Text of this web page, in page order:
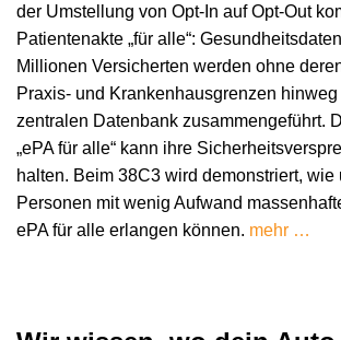
der Umstellung von Opt-In auf Opt-Out
Patientenakte „für alle“:
Millionen Versicherten werden ohne
Praxis- und Krankenhausgrenzen
zentralen Datenbank zusammengeführt.
„ePA für alle“ kann ihre
halten. Beim 38C3 wird demonstriert, wie
Personen mit wenig Aufwand
ePA für alle erlangen können. mehr …